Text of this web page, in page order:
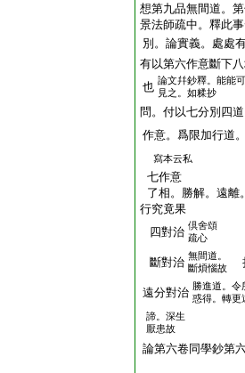
想第九品無間道。
景法師疏中。釋此
別。論實義。處處
有以第六作意斷下
也 論文幷鈔釋。能能可
見之。如糅抄
問。付以七分別四
作意。爲限加行道
寫本云私
七作意
了相。勝解。遠離
行究竟果
四對治 倶舍頌
疏心
斷對治 無間道。
斷煩惱故
遠分對治 勝進道。令
惑得。轉更
諦。深生
厭患故
論第六卷同學鈔第